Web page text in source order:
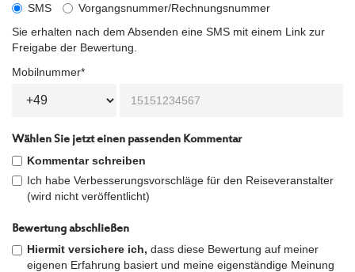
SMS
Vorgangsnummer/Rechnungsnummer
Sie erhalten nach dem Absenden eine SMS mit einem Link zur
Freigabe der Bewertung.
Mobilnummer*
Wählen Sie jetzt einen passenden Kommentar
Kommentar schreiben
Ich habe Verbesserungsvorschläge für den Reiseveranstalter
(wird nicht veröffentlicht)
Bewertung abschließen
Hiermit versichere ich, dass diese Bewertung auf meiner
eigenen Erfahrung basiert und meine eigenständige Meinung